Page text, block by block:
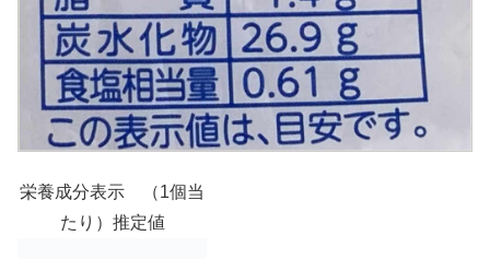
栄養成分表示 （1個当
たり）推定値